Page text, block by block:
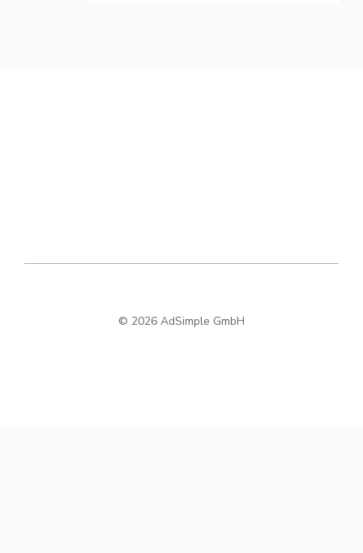
© 2026 AdSimple GmbH